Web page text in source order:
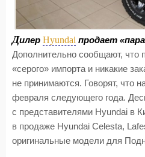
Дилер Hyundai продает
Дополнительно сообщают, что
«серого» импорта и никакие
не принимаются. Говорят, что
февраля следующего года.
с представителями Hyundai в
в продаже Hyundai Celesta,
оригинальные модели для